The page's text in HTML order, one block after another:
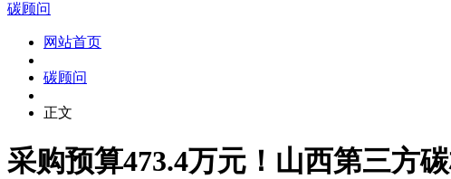
碳顾问
网站首页
碳顾问
正文
采购预算473.4万元！山西第三方